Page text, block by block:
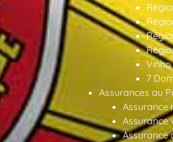
7
Assurances au
Assurance
Assurance
Assurance